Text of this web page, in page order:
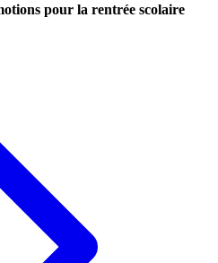
pour la rentrée scolaire